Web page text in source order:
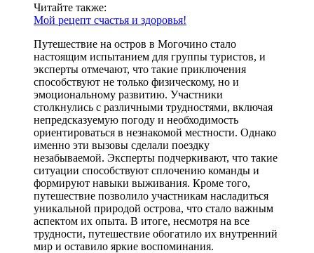
Читайте также:
Мой рецепт счастья и здоровья!
Путешествие на остров в Могочино стало
настоящим испытанием для группы туристов, и
эксперты отмечают, что такие приключения
способствуют не только физическому, но и
эмоциональному развитию. Участники
столкнулись с различными трудностями, включая
непредсказуемую погоду и необходимость
ориентироваться в незнакомой местности. Однако
именно эти вызовы сделали поездку
незабываемой. Эксперты подчеркивают, что такие
ситуации способствуют сплочению команды и
формируют навыки выживания. Кроме того,
путешествие позволило участникам насладиться
уникальной природой острова, что стало важным
аспектом их опыта. В итоге, несмотря на все
трудности, путешествие обогатило их внутренний
мир и оставило яркие воспоминания.